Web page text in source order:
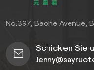
Außenterrassen, keine
professionellen
erforderlich. Egal, ob
einen kleinen Balkon
eine große Terrasse
No.397, Baohe Avenue,
Schicken Sie